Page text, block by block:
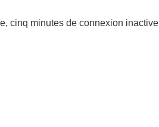
cinq minutes de connexion inactive